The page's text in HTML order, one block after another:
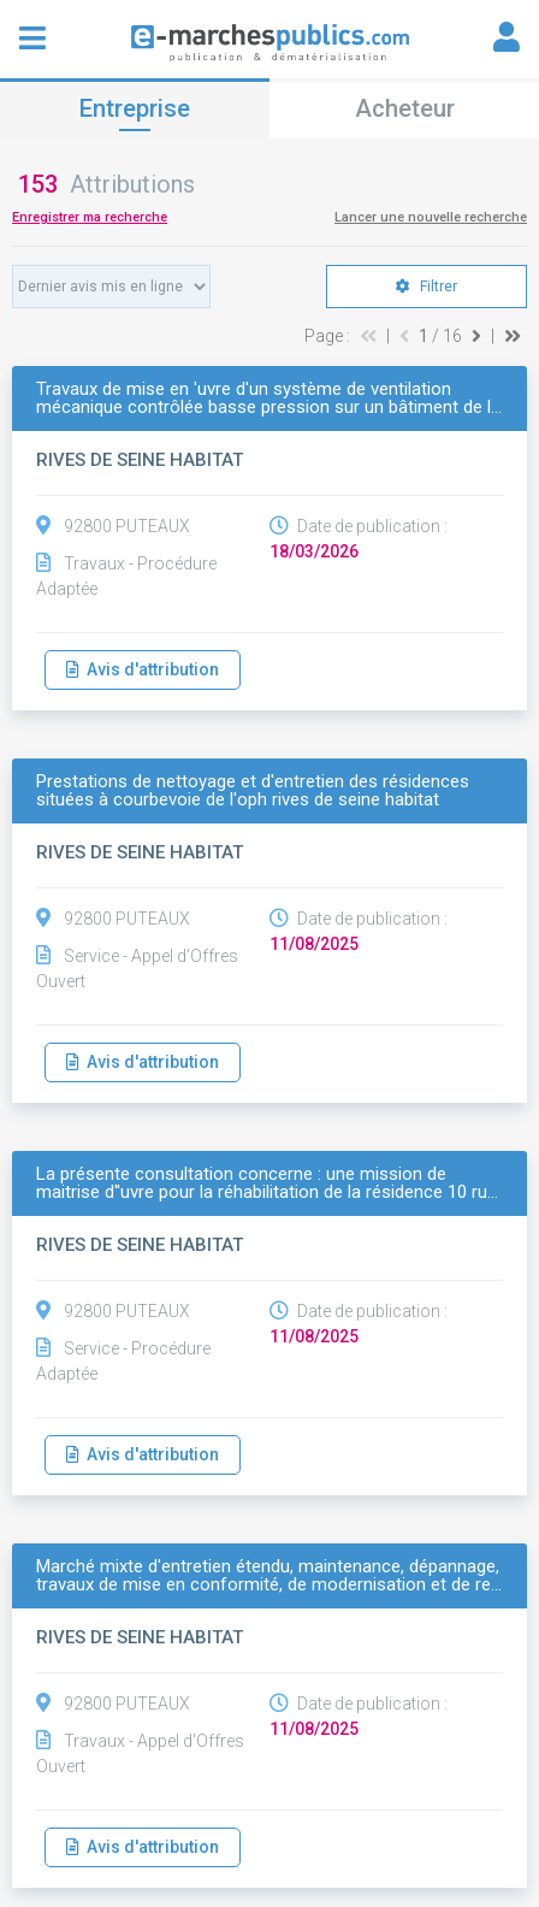
Entreprise Acheteur
153 Attributions
Enregistrer ma recherche Lancer une nouvelle recherche
Filtrer
Page : 1 / 16
Travaux de mise en 'uvre d'un système de ventilation
mécanique contrôlée basse pression sur un bâtiment de l…
RIVES DE SEINE HABITAT
92800 PUTEAUX
Travaux - Procédure
Adaptée
Date de publication :
18/03/2026
Avis d'attribution
Prestations de nettoyage et d'entretien des résidences
situées à courbevoie de l'oph rives de seine habitat
RIVES DE SEINE HABITAT
92800 PUTEAUX
Service - Appel d'Offres
Ouvert
Date de publication :
11/08/2025
Avis d'attribution
La présente consultation concerne : une mission de
maitrise d''uvre pour la réhabilitation de la résidence 10 ru…
RIVES DE SEINE HABITAT
92800 PUTEAUX
Service - Procédure
Adaptée
Date de publication :
11/08/2025
Avis d'attribution
Marché mixte d'entretien étendu, maintenance, dépannage,
travaux de mise en conformité, de modernisation et de re…
RIVES DE SEINE HABITAT
92800 PUTEAUX
Travaux - Appel d'Offres
Ouvert
Date de publication :
11/08/2025
Avis d'attribution